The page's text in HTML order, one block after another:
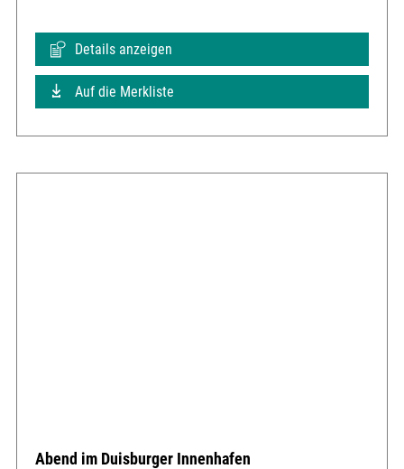
Details anzeigen
Auf die Merkliste
Abend im Duisburger Innenhafen